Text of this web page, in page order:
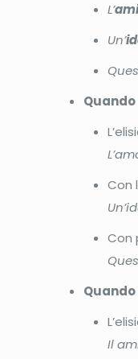
L’
Un’
Con
Con
Il